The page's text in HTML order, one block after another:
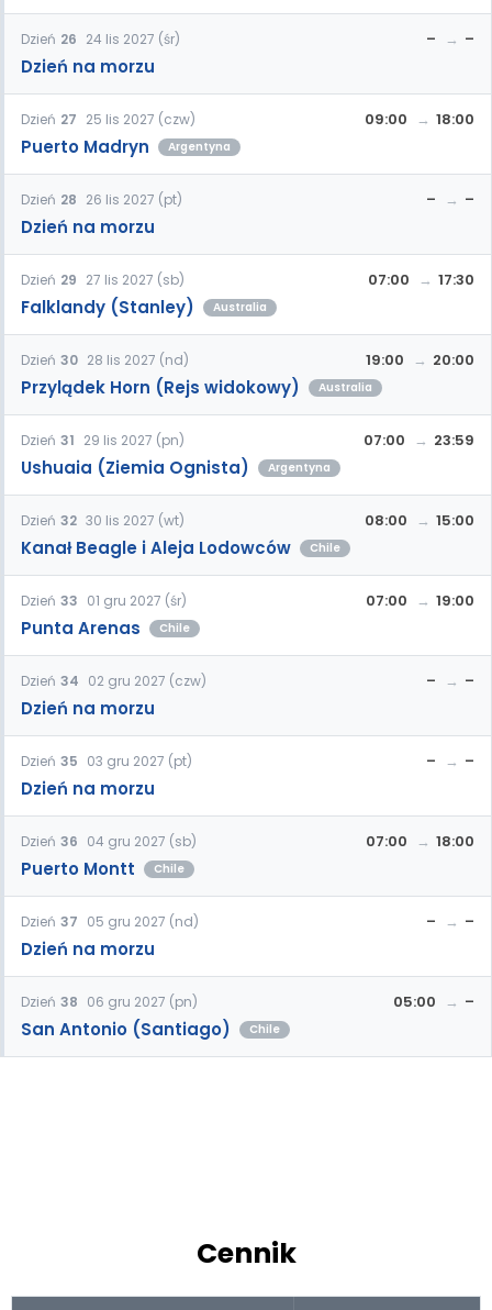
Dzień 26 24 lis 2027 (śr)
Dzień na morzu
– –
Dzień 27 25 lis 2027 (czw)
Puerto Madryn Argentyna
09:00 18:00
Dzień 28 26 lis 2027 (pt)
Dzień na morzu
– –
Dzień 29 27 lis 2027 (sb)
Falklandy (Stanley) Australia
07:00 17:30
Dzień 30 28 lis 2027 (nd)
Przylądek Horn (Rejs widokowy) Australia
19:00 20:00
Dzień 31 29 lis 2027 (pn)
Ushuaia (Ziemia Ognista) Argentyna
07:00 23:59
Dzień 32 30 lis 2027 (wt)
Kanał Beagle i Aleja Lodowców Chile
08:00 15:00
Dzień 33 01 gru 2027 (śr)
Punta Arenas Chile
07:00 19:00
Dzień 34 02 gru 2027 (czw)
Dzień na morzu
– –
Dzień 35 03 gru 2027 (pt)
Dzień na morzu
– –
Dzień 36 04 gru 2027 (sb)
Puerto Montt Chile
07:00 18:00
Dzień 37 05 gru 2027 (nd)
Dzień na morzu
– –
Dzień 38 06 gru 2027 (pn)
San Antonio (Santiago) Chile
05:00 –
Cennik